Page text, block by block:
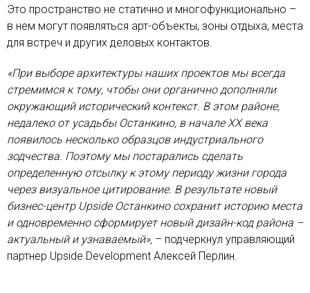
Это пространство не статично и многофункционально –
в нем могут появляться арт-объекты, зоны отдыха, места
для встреч и других деловых контактов.
«При выборе архитектуры наших проектов мы всегда
стремимся к тому, чтобы они органично дополняли
окружающий исторический контекст. В этом районе,
недалеко от усадьбы Останкино, в начале XX века
появилось несколько образцов индустриального
зодчества. Поэтому мы постарались сделать
определенную отсылку к этому периоду жизни города
через визуальное цитирование. В результате новый
бизнес-центр Upside Останкино сохранит историю места
и одновременно сформирует новый дизайн-код района –
актуальный и узнаваемый», – подчеркнул управляющий
партнер Upside Development Алексей Перлин.